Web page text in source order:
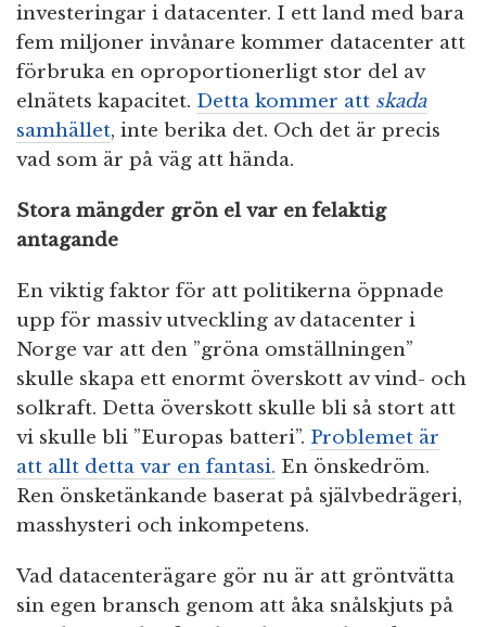
investeringar i datacenter. I ett land med bara
fem miljoner invånare kommer datacenter att
förbruka en oproportionerligt stor del av
elnätets kapacitet. Detta kommer att skada
samhället, inte berika det. Och det är precis
vad som är på väg att hända.
Stora mängder grön el var en felaktig
antagande
En viktig faktor för att politikerna öppnade
upp för massiv utveckling av datacenter i
Norge var att den ”gröna omställningen”
skulle skapa ett enormt överskott av vind- och
solkraft. Detta överskott skulle bli så stort att
vi skulle bli ”Europas batteri”. Problemet är
att allt detta var en fantasi. En önskedröm.
Ren önsketänkande baserat på självbedrägeri,
masshysteri och inkompetens.
Vad datacenterägare gör nu är att gröntvätta
sin egen bransch genom att åka snålskjuts på